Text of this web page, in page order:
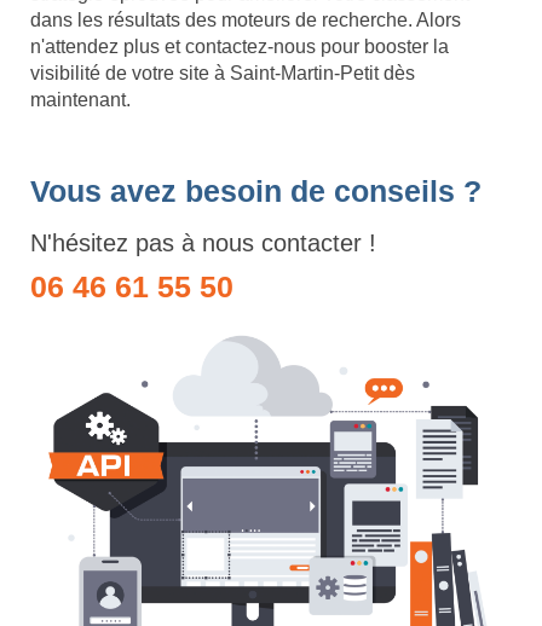
dans les résultats des moteurs de recherche. Alors
n'attendez plus et contactez-nous pour booster la
visibilité de votre site à Saint-Martin-Petit dès
maintenant.
Vous avez besoin de conseils ?
N'hésitez pas à nous contacter !
06 46 61 55 50